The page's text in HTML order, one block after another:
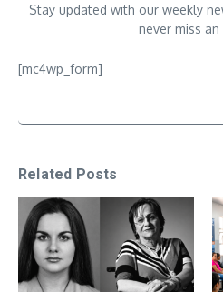
Stay updated with our weekly
never miss an
[mc4wp_form]
Related Posts